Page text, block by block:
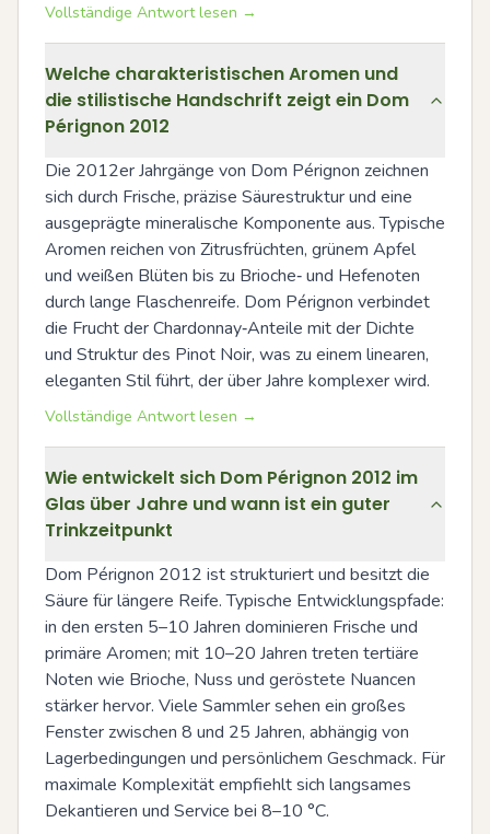
Vollständige Antwort lesen →
Welche charakteristischen Aromen und
die stilistische Handschrift zeigt ein Dom
Pérignon 2012
Die 2012er Jahrgänge von Dom Pérignon zeichnen
sich durch Frische, präzise Säurestruktur und eine
ausgeprägte mineralische Komponente aus. Typische
Aromen reichen von Zitrusfrüchten, grünem Apfel
und weißen Blüten bis zu Brioche‑ und Hefenoten
durch lange Flaschenreife. Dom Pérignon verbindet
die Frucht der Chardonnay‑Anteile mit der Dichte
und Struktur des Pinot Noir, was zu einem linearen,
eleganten Stil führt, der über Jahre komplexer wird.
Vollständige Antwort lesen →
Wie entwickelt sich Dom Pérignon 2012 im
Glas über Jahre und wann ist ein guter
Trinkzeitpunkt
Dom Pérignon 2012 ist strukturiert und besitzt die
Säure für längere Reife. Typische Entwicklungspfade:
in den ersten 5–10 Jahren dominieren Frische und
primäre Aromen; mit 10–20 Jahren treten tertiäre
Noten wie Brioche, Nuss und geröstete Nuancen
stärker hervor. Viele Sammler sehen ein großes
Fenster zwischen 8 und 25 Jahren, abhängig von
Lagerbedingungen und persönlichem Geschmack. Für
maximale Komplexität empfiehlt sich langsames
Dekantieren und Service bei 8–10 °C.